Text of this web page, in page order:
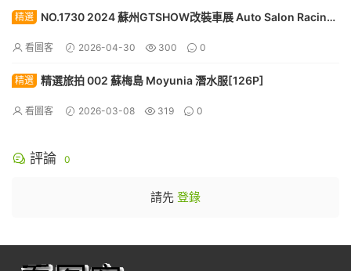
精選
NO.1730 2024 蘇州GTSHOW改裝車展 Auto Salon Racing
看圖客 2026-04-30 300 0
精選 精選旅拍 002 蘇梅島 Moyunia 潛水服[126P]
看圖客 2026-03-08 319 0
評論 0
請先 登錄